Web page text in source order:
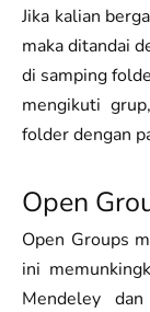
Jika kalian
maka ditandai
di samping
mengikuti
folder dengan
Open
Open Groups
ini
Mendeley